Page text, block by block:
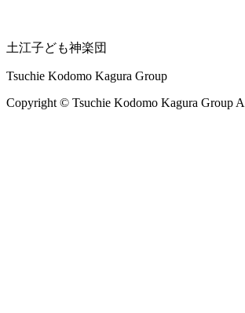
土江子ども神楽団
Tsuchie Kodomo Kagura Group
Copyright © Tsuchie Kodomo Kagura Group